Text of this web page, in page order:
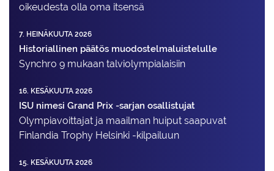
oikeudesta olla oma itsensä
7. HEINÄKUUTA 2026
Historiallinen päätös muodostelmaluistelulle
Synchro 9 mukaan talviolympialaisiin
16. KESÄKUUTA 2026
ISU nimesi Grand Prix -sarjan osallistujat
Olympiavoittajat ja maailman huiput saapuvat
Finlandia Trophy Helsinki -kilpailuun
15. KESÄKUUTA 2026